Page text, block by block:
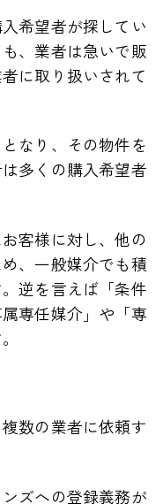
希望者が探してい
、業者は急いで販
に取り扱いされて
なり、その物件を
多くの購入希望者
客様に対し、他の
、一般媒介でも積
逆を言えば「条件
専任媒介」や「専
数の業者に依頼す
ズへの登録義務が